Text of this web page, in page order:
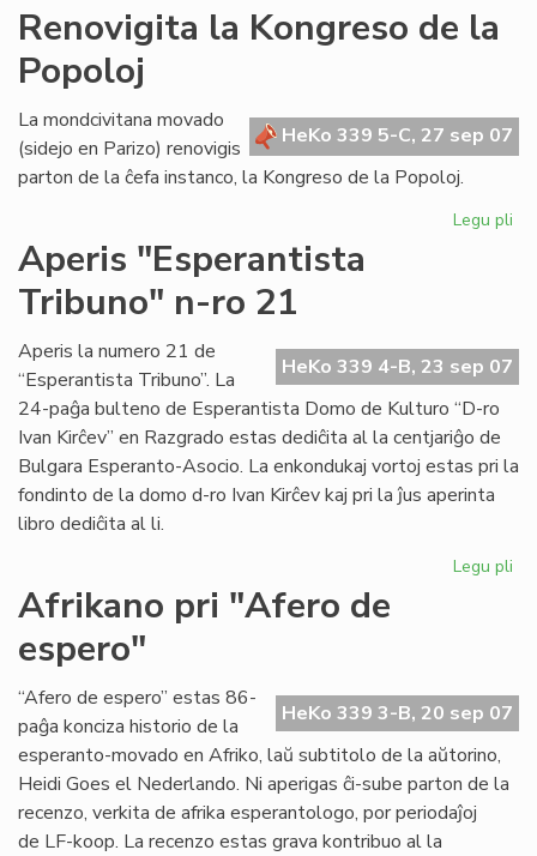
Renovigita la Kongreso de la
Popoloj
HeKo 339 5-C, 27 sep 07
La mondcivitana movado
(sidejo en Parizo) renovigis
parton de la ĉefa instanco, la Kongreso de la Popoloj.
Legu pli
la
Aperis "Esperantista
Tribuno" n-ro 21
HeKo 339 4-B, 23 sep 07
Aperis la numero 21 de
“Esperantista Tribuno”. La
24-paĝa bulteno de Esperantista Domo de Kulturo “D-ro
Ivan Kirĉev” en Razgrado estas dediĉita al la centjariĝo de
Bulgara Esperanto-Asocio. La enkondukaj vortoj estas pri la
fondinto de la domo d-ro Ivan Kirĉev kaj pri la ĵus aperinta
libro dediĉita al li.
Legu pli
ro
Afrikano pri "Afero de
espero"
HeKo 339 3-B, 20 sep 07
“Afero de espero” estas 86-
paĝa konciza historio de la
esperanto-movado en Afriko, laŭ subtitolo de la aŭtorino,
Heidi Goes el Nederlando. Ni aperigas ĉi-sube parton de la
recenzo, verkita de afrika esperantologo, por periodaĵoj
de LF-koop. La recenzo estas grava kontribuo al la